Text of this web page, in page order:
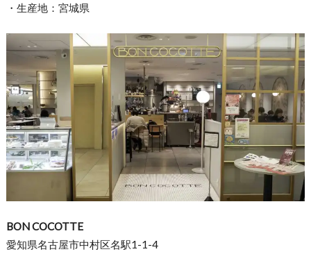
・生産地：宮城県
BON COCOTTE
愛知県名古屋市中村区名駅1-1-4